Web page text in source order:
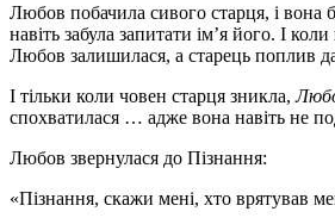
Любов побачила сивого старця, і вона
навіть забула запитати ім’я його. І
Любов залишилася, а старець поплив
І тільки коли човен старця зникла,
спохватилася … адже вона навіть не
Любов звернулася до Пізнання:
«Пізнання, скажи мені, хто врятував